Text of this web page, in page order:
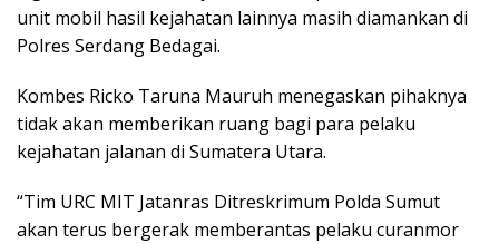
unit mobil hasil kejahatan lainnya masih diamankan di
Polres Serdang Bedagai.
Kombes Ricko Taruna Mauruh menegaskan pihaknya
tidak akan memberikan ruang bagi para pelaku
kejahatan jalanan di Sumatera Utara.
“Tim URC MIT Jatanras Ditreskrimum Polda Sumut
akan terus bergerak memberantas pelaku curanmor